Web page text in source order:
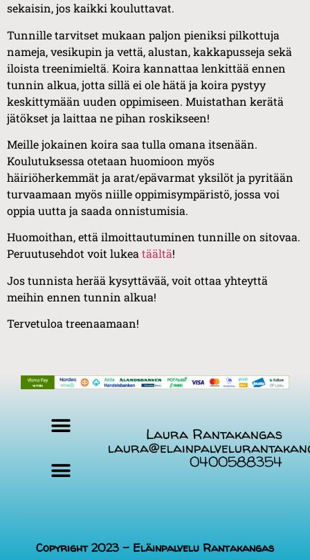
sekaisin, jos kaikki kouluttavat.
Tunnille tarvitset mukaan paljon pieniksi pilkottuja
nameja, vesikupin ja vettä, alustan, kakkapusseja sekä
iloista treenimieltä. Koira kannattaa lenkittää ennen
tunnin alkua, jotta sillä ei ole hätä ja koira pystyy
keskittymään uuden oppimiseen. Muistathan kerätä
jätökset ja laittaa ne pihan roskikseen!
Meille jokainen koira saa tulla omana itsenään.
Koulutuksessa otetaan huomioon myös
häiriöherkemmät ja arat/epävarmat yksilöt ja pyritään
turvaamaan myös niille oppimisympäristö, jossa voi
oppia uutta ja saada onnistumisia.
Huomoithan, että ilmoittautuminen tunnille on sitovaa.
Peruutusehdot voit lukeatäältä!
Jos tunnista herää kysyttävää, voit ottaa yhteyttä
meihin ennen tunnin alkua!
Tervetuloa treenaamaan!
Laura Rantakangas
0400588354
Copyright 2023 - Eläinpalvelu Rantakangas